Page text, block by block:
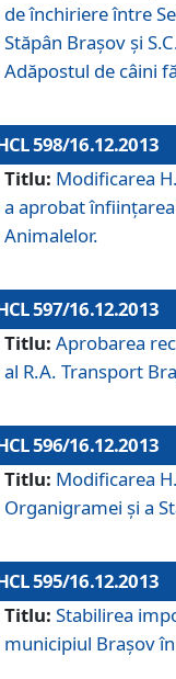
de închiriere între
Stăpân Braşov şi
Adăpostul de câini
598/16.12.2013
Titlu: Modificarea
a aprobat
Animalelor.
597/16.12.2013
Titlu: Aprobarea
al R.A. Transport
596/16.12.2013
Titlu: Modificarea
Organigramei şi a
595/16.12.2013
Titlu: Stabilirea
municipiul Braşov